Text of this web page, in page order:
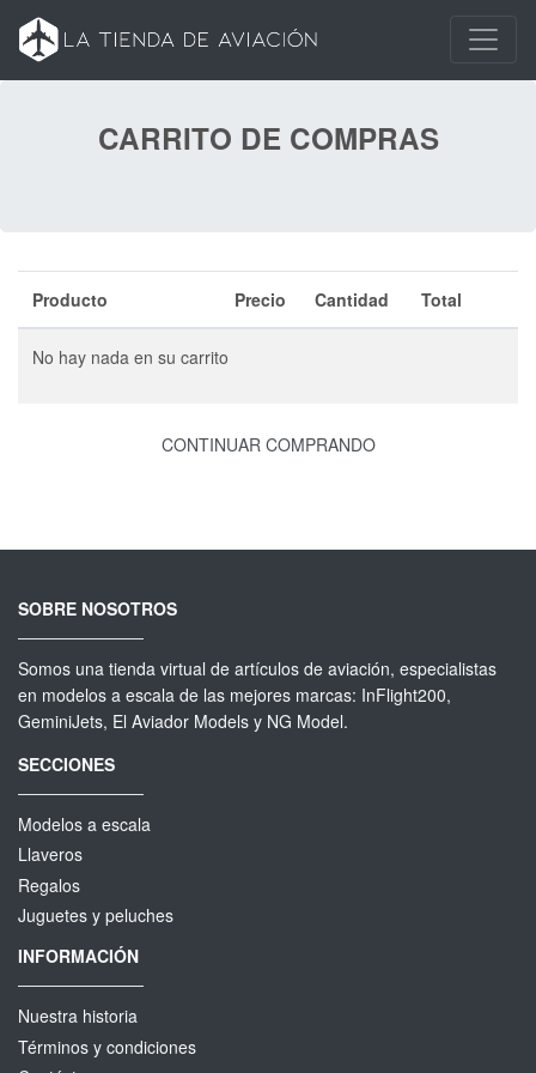
CARRITO DE COMPRAS
Producto Precio Cantidad Total
No hay nada en su carrito
CONTINUAR COMPRANDO
SOBRE NOSOTROS
Somos una tienda virtual de artículos de aviación, especialistas
en modelos a escala de las mejores marcas: InFlight200,
GeminiJets, El Aviador Models y NG Model.
SECCIONES
Modelos a escala
Llaveros
Regalos
Juguetes y peluches
INFORMACIÓN
Nuestra historia
Términos y condiciones